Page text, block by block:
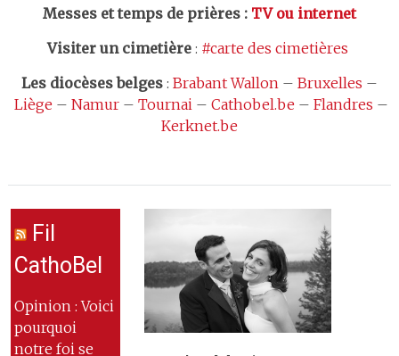
Messes et temps de prières: TV ou internet
Visiter un cimetière: #carte des cimetières
Les diocèses belges: Brabant Wallon– Bruxelles –
Liège – Namur– Tournai– Cathobel.be – Flandres –
Kerknet.be
Fil
CathoBel
Opinion : Voici
pourquoi
notre foi se